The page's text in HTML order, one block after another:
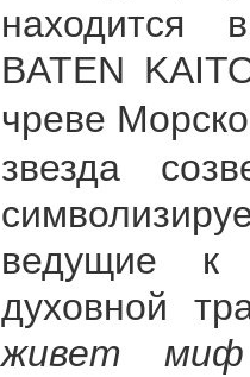
находится
BATEN
чреве
звезда
ведущие к
духовной
живет